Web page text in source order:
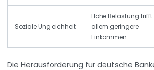
Soziale Ungleichheit
Hohe Belastung trifft
allem geringere
Einkommen
Die Herausforderung für deutsche